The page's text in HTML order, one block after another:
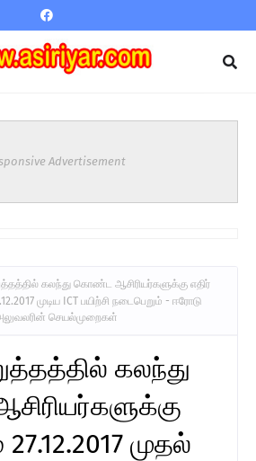
Advertisement
கலந்து கொண்ட ஆசிரியர்களுக்கு எதிர்
முடிய ICT பயிற்சி நடைபெறும் - ஈரோடு
செயல்முறைகள்
கலந்து
முதல்